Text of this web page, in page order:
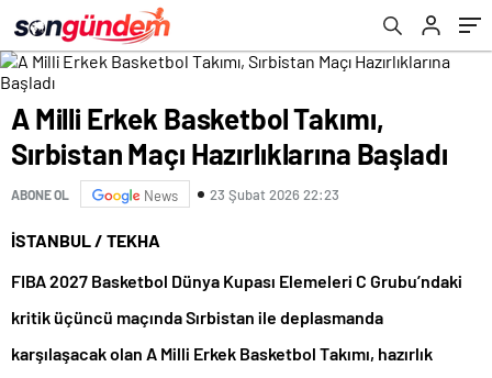
A Milli Erkek Basketbol Takımı,
Sırbistan Maçı Hazırlıklarına Başladı
ABONE OL News 23 Şubat 2026 22:23
İSTANBUL/ TEKHA
FIBA 2027 Basketbol Dünya Kupası Elemeleri C Grubu’ndaki
kritik üçüncü maçında Sırbistan ile deplasmanda
karşılaşacak olan A Milli Erkek Basketbol Takımı, hazırlık